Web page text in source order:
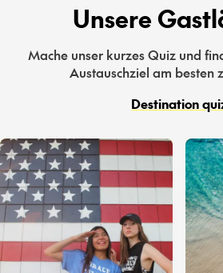
Unsere
Mache unser kurzes Quiz und
Austauschziel am besten
Destination